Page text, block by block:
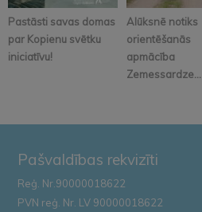
Pastāsti savas domas
par Kopienu svētku
iniciatīvu!
Alūksnē notiks
orientēšanās
apmācība
Zemessardze...
Pašvaldības rekvizīti
Reģ. Nr.90000018622
PVN reģ. Nr. LV 90000018622